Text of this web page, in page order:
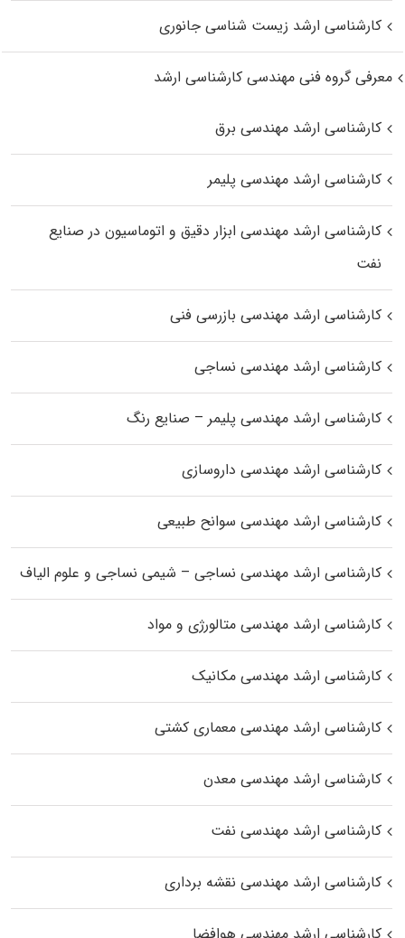
کارشناسی ارشد زیست‌ شناسی جانوری
معرفی گروه فنی مهندسی کارشناسی ارشد
کارشناسی ارشد مهندسی برق
کارشناسی ارشد مهندسی پلیمر
کارشناسی ارشد مهندسی ابزار دقیق و اتوماسیون در صنایع
نفت
کارشناسی ارشد مهندسی بازرسی فنی
کارشناسی ارشد مهندسی نساجی
کارشناسی ارشد مهندسی پلیمر – صنایع رنگ
کارشناسی ارشد مهندسی داروسازی
کارشناسی ارشد مهندسی سوانح طبیعی
کارشناسی ارشد مهندسی نساجی – شیمی نساجی و علوم الیاف
کارشناسی ارشد مهندسی متالورژی و مواد
کارشناسی ارشد مهندسی مکانیک
کارشناسی ارشد مهندسی معماری کشتی
کارشناسی ارشد مهندسی معدن
کارشناسی ارشد مهندسی نفت
کارشناسی ارشد مهندسی نقشه برداری